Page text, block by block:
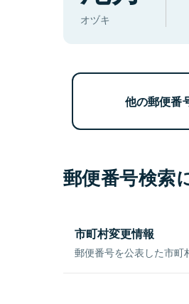
オヅキ
他の郵便番
郵便番号検索
市町村変更情報
郵便番号を公表した市町